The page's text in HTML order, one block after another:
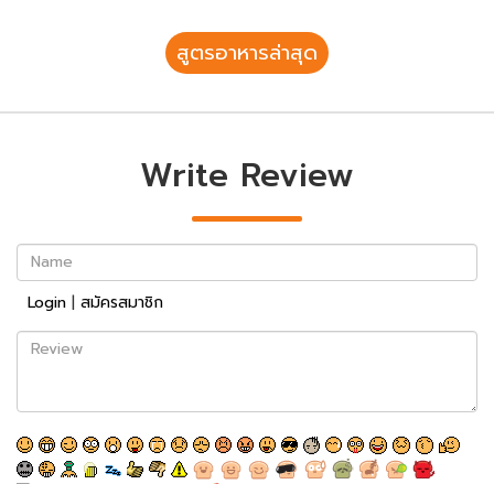
สูตรอาหารล่าสุด
Write Review
Name
Login | สมัครสมาชิก
Review